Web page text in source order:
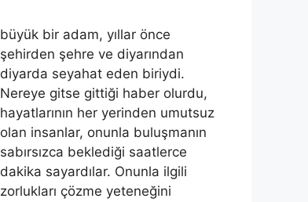
büyük bir adam, yıllar önce
şehirden şehre ve diyarından
diyarda seyahat eden biriydi.
Nereye gitse gittiği haber olurdu,
hayatlarının her yerinden umutsuz
olan insanlar, onunla buluşmanın
sabırsızca beklediği saatlerce
dakika sayardılar. Onunla ilgili
zorlukları çözme yeteneğini